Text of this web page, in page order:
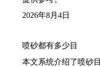
2026年8月4日
喷砂都有多少目
本文系统介绍了喷砂